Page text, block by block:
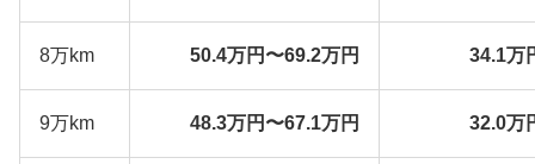
8万km 50.4万円〜69.2万円 34.1万
9万km 48.3万円〜67.1万円 32.0万